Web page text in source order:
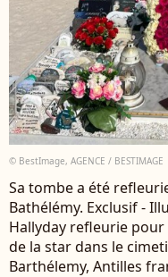
© BestImage, AGENCE / BESTIMAGE
Sa tombe a été
Bathélémy. Exclusif -
Hallyday refleurie
de la star dans le
Barthélemy, Antilles